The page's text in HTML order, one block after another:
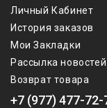
Личный Кабинет
История заказов
Мои Закладки
Рассылка новостей
Возврат товара
+7 (977) 477-72-